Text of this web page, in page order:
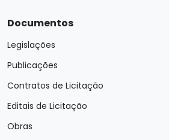
Documentos
Legislações
Publicações
Contratos de Licitação
Editais de Licitação
Obras